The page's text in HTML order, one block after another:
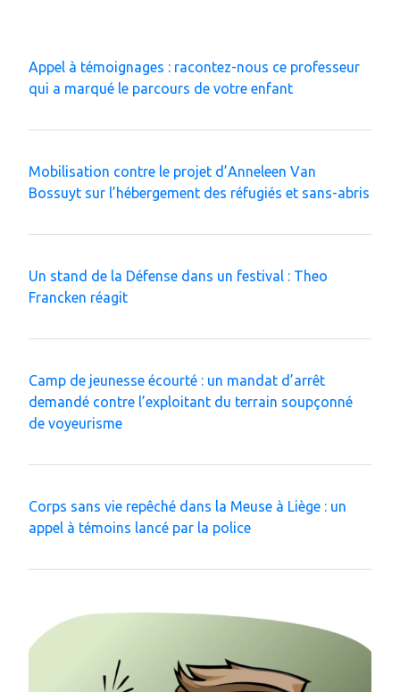
Appel à témoignages : racontez-nous ce professeur
qui a marqué le parcours de votre enfant
Mobilisation contre le projet d’Anneleen Van
Bossuyt sur l’hébergement des réfugiés et sans-abris
Un stand de la Défense dans un festival : Theo
Francken réagit
Camp de jeunesse écourté : un mandat d’arrêt
demandé contre l’exploitant du terrain soupçonné
de voyeurisme
Corps sans vie repêché dans la Meuse à Liège : un
appel à témoins lancé par la police